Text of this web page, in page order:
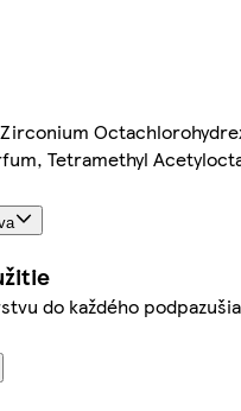
Tetramethyl
do každého